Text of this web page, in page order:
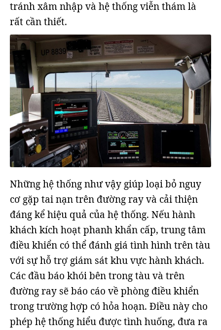
tránh xâm nhập và hệ thống viễn thám là
rất cần thiết.
Những hệ thống như vậy giúp loại bỏ nguy
cơ gặp tai nạn trên đường ray và cải thiện
đáng kể hiệu quả của hệ thống. Nếu hành
khách kích hoạt phanh khẩn cấp, trung tâm
điều khiển có thể đánh giá tình hình trên tàu
với sự hỗ trợ giám sát khu vực hành khách.
Các đầu báo khói bên trong tàu và trên
đường ray sẽ báo cáo về phòng điều khiển
trong trường hợp có hỏa hoạn. Điều này cho
phép hệ thống hiểu được tình huống, đưa ra